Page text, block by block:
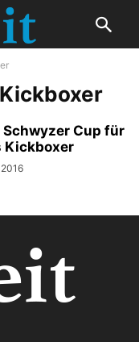
Schwyzer Cup für
Kickboxer